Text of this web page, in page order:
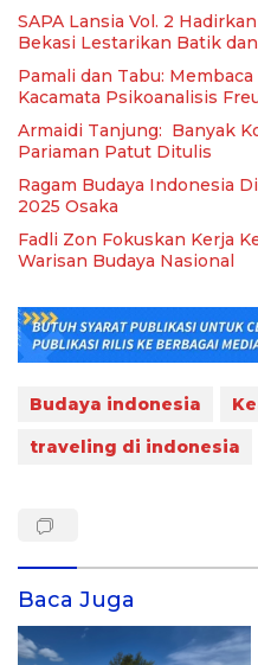
SAPA Lansia Vol. 2
Bekasi Lestarikan Batik
Pamali dan Tabu:
Kacamata Psikoanalisis
Armaidi Tanjung: Banyak
Pariaman Patut Ditulis
Ragam Budaya Indonesia
2025 Osaka
Fadli Zon Fokuskan Kerja
Warisan Budaya Nasional
Budaya indonesia
traveling di indonesia
Baca Juga